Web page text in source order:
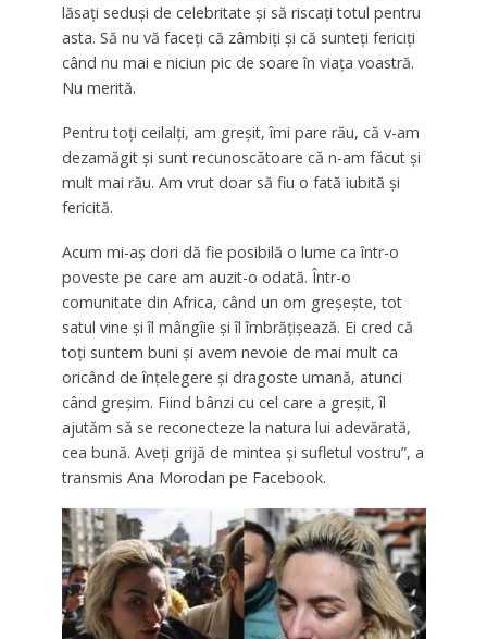
lăsați seduși de celebritate și să riscați totul pentru
asta. Să nu vă faceți că zâmbiți și că sunteți fericiți
când nu mai e niciun pic de soare în viața voastră.
Nu merită.
Pentru toți ceilalți, am greșit, îmi pare rău, că v-am
dezamăgit și sunt recunoscătoare că n-am făcut și
mult mai rău. Am vrut doar să fiu o fată iubită și
fericită.
Acum mi-aș dori dă fie posibilă o lume ca într-o
poveste pe care am auzit-o odată. Într-o
comunitate din Africa, când un om greșește, tot
satul vine și îl mângîie și îl îmbrățișează. Ei cred că
toți suntem buni și avem nevoie de mai mult ca
oricând de înțelegere și dragoste umană, atunci
când greșim. Fiind bânzi cu cel care a greșit, îl
ajutăm să se reconecteze la natura lui adevărată,
cea bună. Aveți grijă de mintea și sufletul vostru”, a
transmis Ana Morodan pe Facebook.